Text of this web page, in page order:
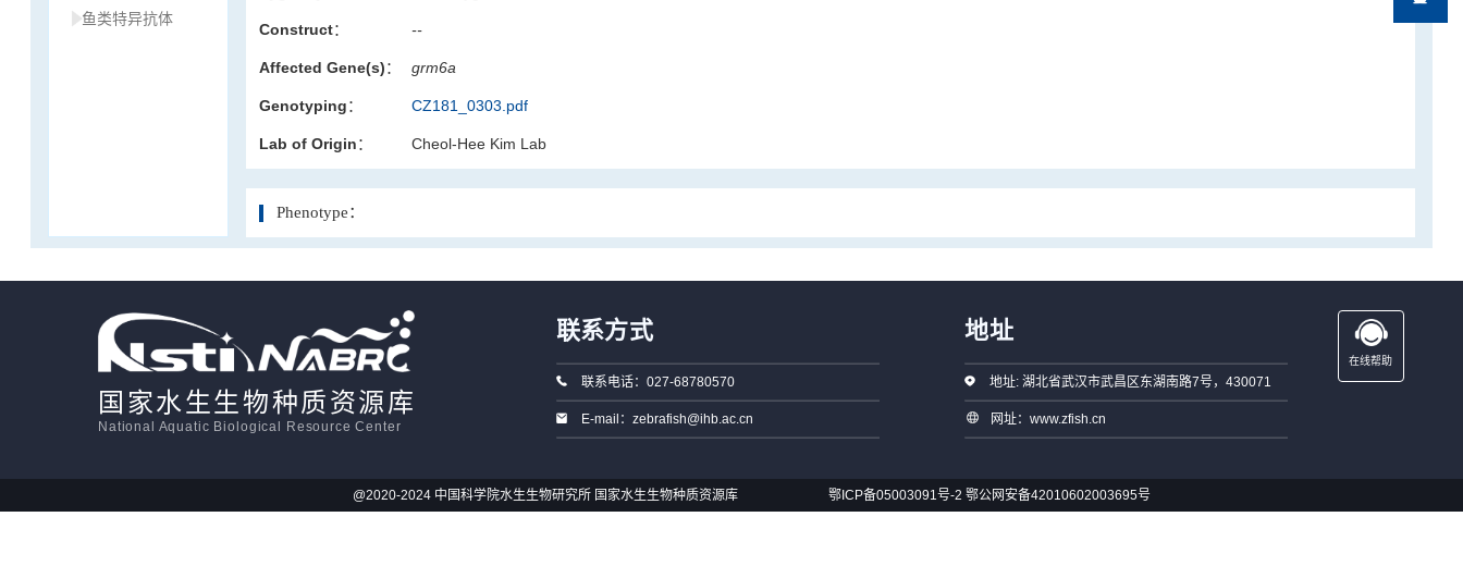
鱼类特异抗体
Construct： --
Affected Gene(s)： grm6a
Genotyping： CZ181_0303.pdf
Lab of Origin： Cheol-Hee Kim Lab
Phenotype：
国家水生生物种质资源库
National Aquatic Biological Resource Center
联系方式
联系电话：027-68780570
E-mail：zebrafish@ihb.ac.cn
地址
地址: 湖北省武汉市武昌区东湖南路7号，430071
网址：www.zfish.cn
在线帮助
@2020-2024 中国科学院水生生物研究所 国家水生生物种质资源库 鄂ICP备05003091号-2 鄂公网安备42010602003695号